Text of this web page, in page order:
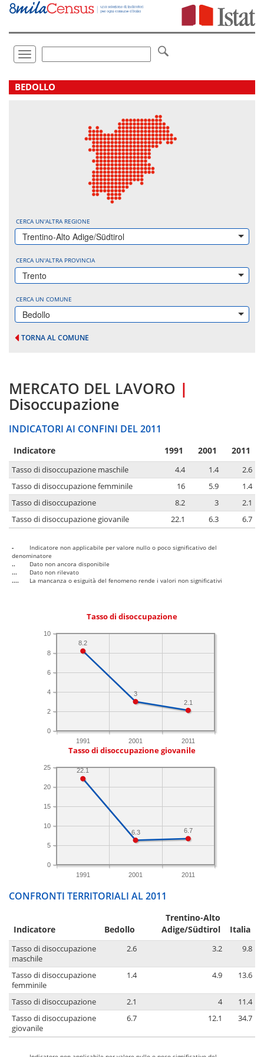
Vai
direttamente
Toggle
navigation
.
BEDOLLO
CERCA UN'ALTRA REGIONE
Trentino-Alto Adige/Südtirol
CERCA UN'ALTRA PROVINCIA
Trento
CERCA UN COMUNE
Bedollo
TORNA AL COMUNE
MERCATO DEL LAVORO |
Disoccupazione
INDICATORI AI CONFINI DEL 2011
Indicatore 1991 2001 2011
Tasso di disoccupazione maschile 4.4 1.4
2.6
Tasso di disoccupazione femminile
16 5.9
1.4
Tasso di disoccupazione
8.2 3
2.1
Tasso di disoccupazione giovanile
22.1 6.3 6.7
-
Indicatore non applicabile per valore nullo o poco significativo del
denominatore
..
Dato non ancora disponibile
...
Dato non rilevato
....
La mancanza o esiguità del fenomeno rende i valori non significativi
Tasso di disoccupazione
1991 2001 2011
0
2
4
6
8
10
2.1
3
8.2
Tasso di disoccupazione giovanile
1991 2001 2011
0
5
10
15
20
25
6.7
6.3
22.1
CONFRONTI TERRITORIALI AL 2011
Indicatore Bedollo
Trentino-Alto
Adige/Südtirol
Italia
Tasso di disoccupazione
maschile
2.6 3.2 9.8
Tasso di disoccupazione
femminile
1.4 4.9 13.6
Tasso di disoccupazione 2.1 4
11.4
Tasso di disoccupazione
giovanile
6.7 12.1 34.7